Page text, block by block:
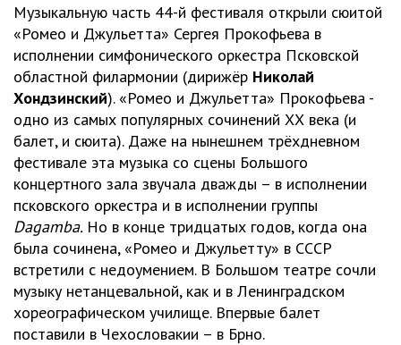
Музыкальную часть 44-й фестиваля открыли сюитой
«Ромео и Джульетта» Сергея Прокофьева в
исполнении симфонического оркестра Псковской
областной филармонии (дирижёр Николай
Хондзинский). «Ромео и Джульетта» Прокофьева -
одно из самых популярных сочинений ХХ века (и
балет, и сюита). Даже на нынешнем трёхдневном
фестивале эта музыка со сцены Большого
концертного зала звучала дважды – в исполнении
псковского оркестра и в исполнении группы
Dagamba. Но в конце тридцатых годов, когда она
была сочинена, «Ромео и Джульетту» в СССР
встретили с недоумением. В Большом театре сочли
музыку нетанцевальной, как и в Ленинградском
хореографическом училище. Впервые балет
поставили в Чехословакии – в Брно.